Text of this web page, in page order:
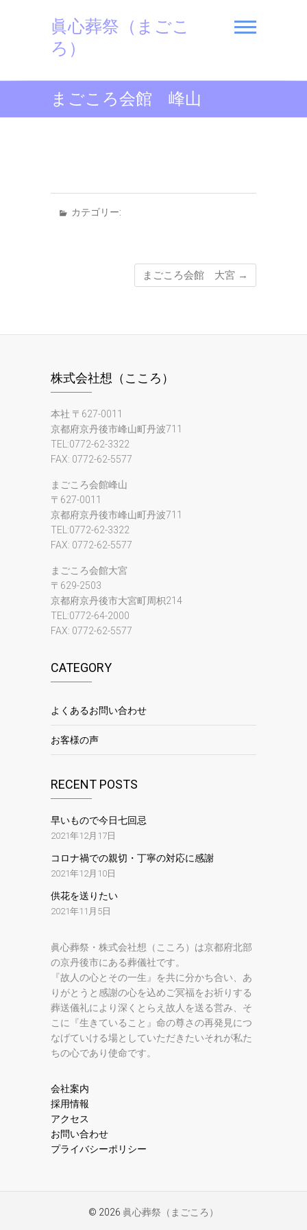
眞心葬祭（まごこ
ろ）
まごころ会館 峰山
カテゴリー:
まごころ会館 大宮 →
株式会社想（こころ）
本社 〒627-0011
京都府京丹後市峰山町丹波711
TEL:0772-62-3322
FAX: 0772-62-5577
まごころ会館峰山
〒627-0011
京都府京丹後市峰山町丹波711
TEL:0772-62-3322
FAX: 0772-62-5577
まごころ会館大宮
〒629-2503
京都府京丹後市大宮町周枳214
TEL:0772-64-2000
FAX: 0772-62-5577
CATEGORY
よくあるお問い合わせ
お客様の声
RECENT POSTS
早いもので今日七回忌
2021年12月17日
コロナ禍での親切・丁寧の対応に感謝
2021年12月10日
供花を送りたい
2021年11月5日
眞心葬祭・株式会社想（こころ）は京都府北部
の京丹後市にある葬儀社です。
『故人の心とその一生』を共に分かち合い、あ
りがとうと感謝の心を込めご冥福をお祈りする
葬送儀礼により深くとらえ故人を送る営み、そ
こに『生きていること』命の尊さの再発見につ
なげていける場としていただきたいそれが私た
ちの心であり使命です。
会社案内
採用情報
アクセス
お問い合わせ
プライバシーポリシー
© 2026 眞心葬祭（まごころ）